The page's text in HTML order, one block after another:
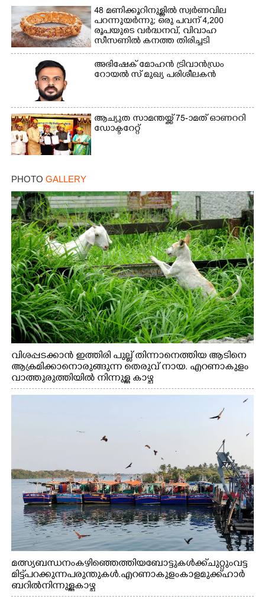
48 മണിക്കൂറിനുള്ളിൽ സ്വർണവില
പറന്നുയർന്നു; ഒരു പവന് 4,200
രൂപയുടെ വർദ്ധനവ്, വിവാഹ
സീസണിൽ കനത്ത തിരിച്ചടി
അഭിഷേക് മോഹൻ ട്രിവാൻഡ്രം
റോയൽ സ് മുഖ്യ പരിശീലകൻ
ആച്യുത സാമന്തയ്ക്ക് 75-ാമത് ഓണററി
ഡോക്ടറേറ്റ്
PHOTO GALLERY
വിശപ്പടക്കാൻ ഇത്തിരി പുല്ല് തിന്നാനെത്തിയ ആടിനെ
ആക്രമിക്കാനൊരുങ്ങുന്ന തെരുവ് നായ. എറണാകുളം
വാത്തുരുത്തിയിൽ നിന്നുള്ള കാഴ്ച
മത്സ്യബന്ധനം കഴിഞ്ഞെത്തിയ ബോട്ടുകൾക്ക് ചുറ്റും വട്ട
മിട്ട് പറക്കുന്ന പരുന്തുകൾ. എറണാകുളം കാളമുക്ക് ഹാർ
ബറിൽ നിന്നുള്ള കാഴ്ച